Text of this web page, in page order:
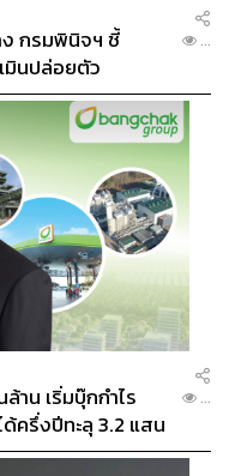
ง กรมพินิจฯ ชี้
มินปล่อยตัว
...
าน เริ่มบุ๊กกำไร
ครึ่งปีทะลุ 3.2 แสน
...